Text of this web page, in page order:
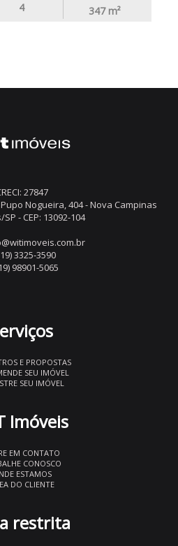
4 347 m²
27847
Nogueira, 404 - Nova Campinas
- CEP: 13092-104
3325-3590
98901-5065
E PROPOSTAS
SEU IMÓVEL
SEU IMÓVEL
Imóveis
EM CONTATO
CONOSCO
ESTAMOS
DO CLIENTE
restrita